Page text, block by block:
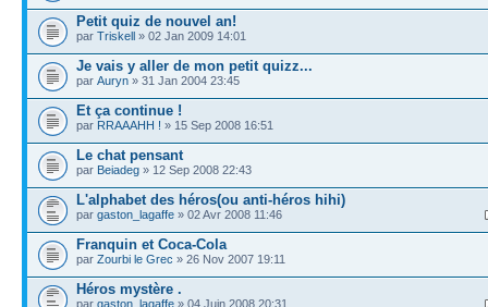
Petit quiz de nouvel an!
par Triskell » 02 Jan 2009 14:01
Je vais y aller de mon petit quizz...
par Auryn » 31 Jan 2004 23:45
Et ça continue !
par RRAAAHH ! » 15 Sep 2008 16:51
Le chat pensant
par Beiadeg » 12 Sep 2008 22:43
L'alphabet des héros(ou anti-héros hihi)
par gaston_lagaffe » 02 Avr 2008 11:46
Franquin et Coca-Cola
par Zourbi le Grec » 26 Nov 2007 19:11
Héros mystère .
par gaston_lagaffe » 04 Juin 2008 20:31